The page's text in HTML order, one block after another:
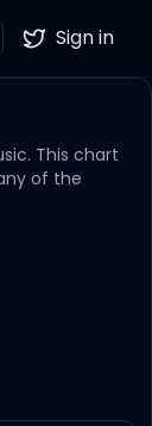
Twitter
Sign in
This chart
of the